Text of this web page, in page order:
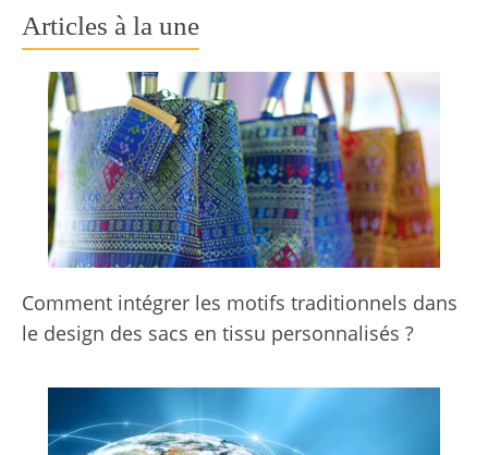
Articles à la une
Comment intégrer les motifs traditionnels dans
le design des sacs en tissu personnalisés ?